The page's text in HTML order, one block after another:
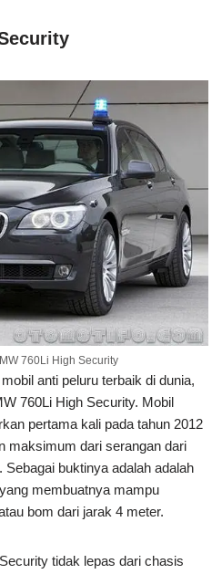
760Li High Security
anti peluru terbaik di dunia,
760Li High Security. Mobil
pertama kali pada tahun 2012
maksimum dari serangan dari
buktinya adalah adalah
membuatnya mampu
bom dari jarak 4 meter.
tidak lepas dari chasis